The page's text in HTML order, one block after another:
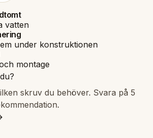
vatten
under konstruktionen
montage
skruv du behöver. Svara på 5